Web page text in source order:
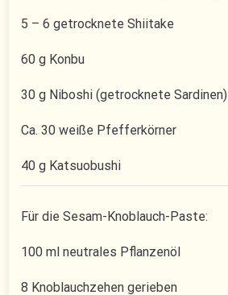
5 – 6 getrocknete Shiitake
60 g Konbu
30 g Niboshi (getrocknete Sardinen)
Ca. 30 weiße Pfefferkörner
40 g Katsuobushi
Für die Sesam-Knoblauch-Paste:
100 ml neutrales Pflanzenöl
8 Knoblauchzehen gerieben